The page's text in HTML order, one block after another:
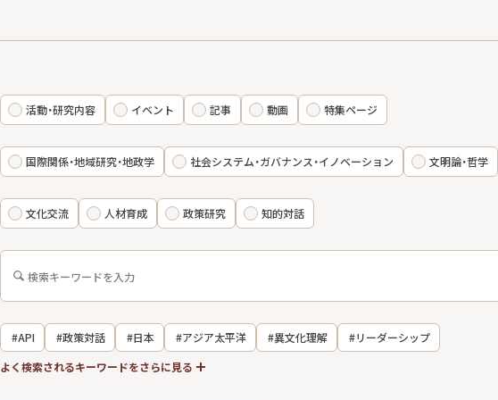
活動・研究内容 イベント 記事 動画 特集ページ
国際関係・地域研究・地政学 社会システム・ガバナンス・イノベーション 文明論・哲学
文化交流 人材育成 政策研究 知的対話
#API #政策対話 #日本 #アジア太平洋 #異文化理解
#リーダーシップ
#国際関係
よく検索されるキーワードをさらに見る